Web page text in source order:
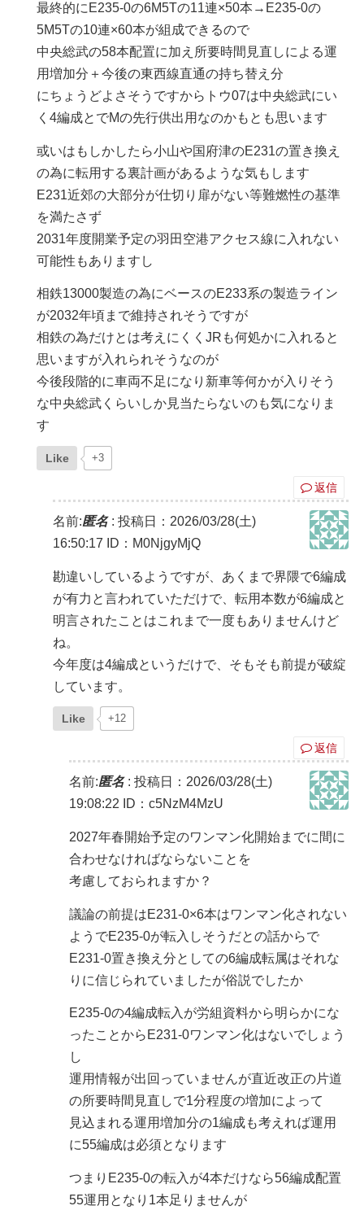
最終的にE235-0の6M5Tの11連×50本→E235-0の
5M5Tの10連×60本が組成できるので
中央総武の58本配置に加え所要時間見直しによる運
用増加分＋今後の東西線直通の持ち替え分
にちょうどよさそうですからトウ07は中央総武にい
く4編成とでMの先行供出用なのかもとも思います
或いはもしかしたら小山や国府津のE231の置き換え
の為に転用する裏計画があるような気もします
E231近郊の大部分が仕切り扉がない等難燃性の基準
を満たさず
2031年度開業予定の羽田空港アクセス線に入れない
可能性もありますし
相鉄13000製造の為にベースのE233系の製造ライン
が2032年頃まで維持されそうですが
相鉄の為だけとは考えにくくJRも何処かに入れると
思いますが入れられそうなのが
今後段階的に車両不足になり新車等何かが入りそう
な中央総武くらいしか見当たらないのも気になりま
す
Like +3
返信
名前:匿名: 投稿日：2026/03/28(土)
16:50:17
ID：M0NjgyMjQ
勘違いしているようですが、あくまで界隈で6編成
が有力と言われていただけで、転用本数が6編成と
明言されたことはこれまで一度もありませんけど
ね。
今年度は4編成というだけで、そもそも前提が破綻
しています。
Like +12
返信
名前:匿名: 投稿日：2026/03/28(土)
19:08:22
ID：c5NzM4MzU
2027年春開始予定のワンマン化開始までに間に
合わせなければならないことを
考慮しておられますか？
議論の前提はE231-0×6本はワンマン化されない
ようでE235-0が転入しそうだとの話からで
E231-0置き換え分としての6編成転属はそれな
りに信じられていましたが俗説でしたか
E235-0の4編成転入が労組資料から明らかにな
ったことからE231-0ワンマン化はないでしょう
し
運用情報が出回っていませんが直近改正の片道
の所要時間見直しで1分程度の増加によって
見込まれる運用増加分の1編成も考えれば運用
に55編成は必須となります
つまりE235-0の転入が4本だけなら56編成配置
55運用となり1本足りませんが